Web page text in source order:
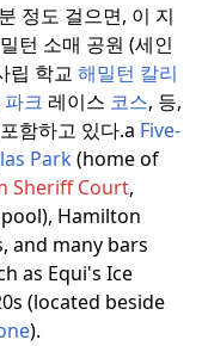
정도 걸으면, 이 지
턴 소매 공원 (세인
립 학교 해밀턴 칼리
크 레이스 코스, 등,
함하고 있다.a Five-
Park(home of
Sheriff Court,
Hamilton
and many bars
as Equi's Ice
(located beside
).